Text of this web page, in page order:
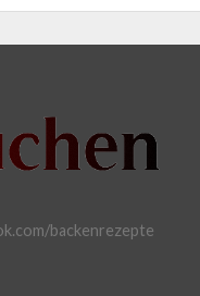
backenrezepte